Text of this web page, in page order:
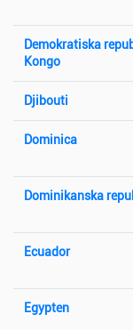
Demokratiska
Kongo
Djibouti
Dominica
Dominikanska
Ecuador
Egypten